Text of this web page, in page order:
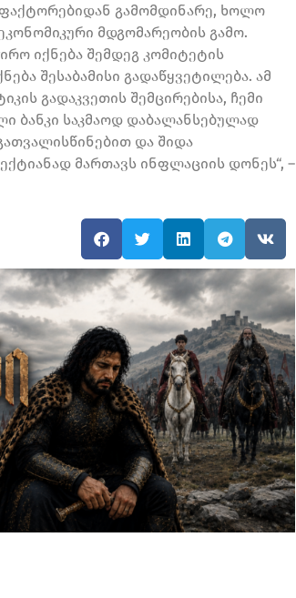
გამომდინარე, ხოლო
მდგომარეობის გამო.
იქნება შემდეგ კომიტეტის
შესაბამისი გადაწყვეტილება. ამ
გადაკვეთის შემცირებისა, ჩემი
ბანკი საკმაოდ დაბალანსებულად
და შიდა
მართავს ინფლაციის დონეს“, –